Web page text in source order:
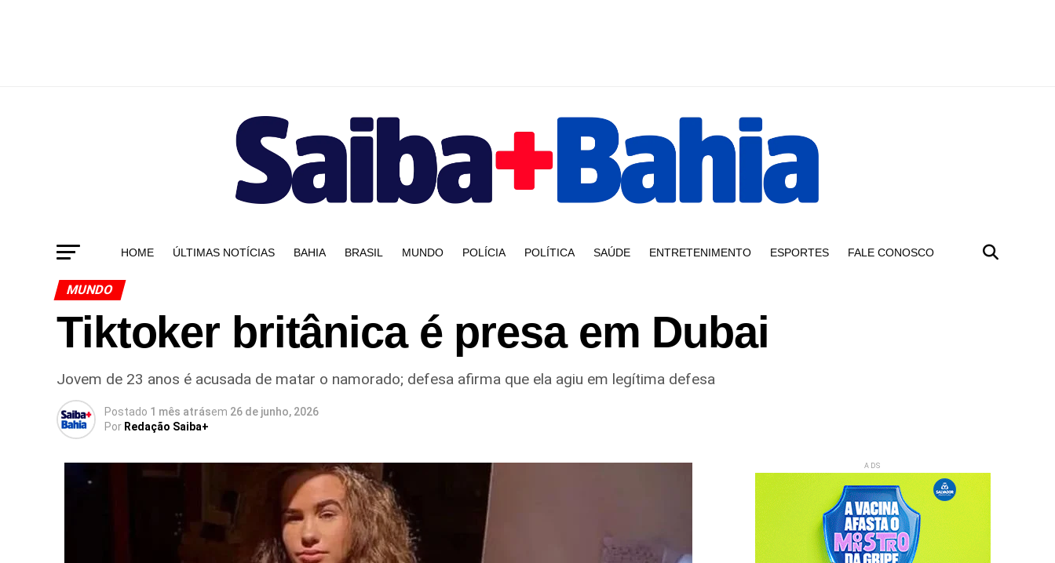
HOME ÚLTIMAS NOTÍCIAS BAHIA BRASIL MUNDO POLÍCIA POLÍTICA SAÚDE ENTRETENIMENTO ESPORTES FALE CONOSCO
MUNDO
Tiktoker britânica é presa em Dubai
Jovem de 23 anos é acusada de matar o namorado; defesa afirma que ela agiu em legítima defesa
Postado 1 mês atrásem 26 de junho, 2026
Por Redação Saiba+
ADS